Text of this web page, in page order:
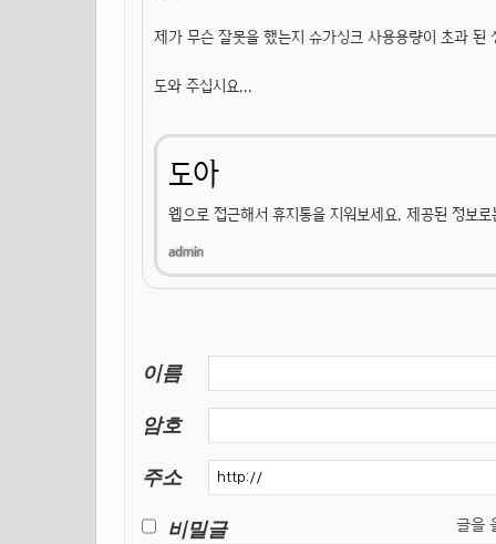
제가 무슨 잘못을 했는지 슈가싱크 사용용량이 초과
도와 주십시요...
도아
웹으로 접근해서 휴지통을 지워보세요. 제공된 정보
이름
암호
주소
비밀글
글을